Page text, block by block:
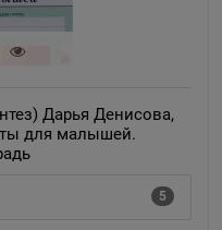
Дарья Денисова,
для малышей.
5